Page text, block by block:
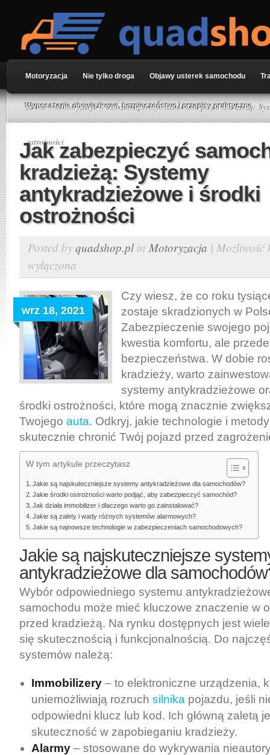
Motoryzacja Nie tylko droga Objawy usterek samochodu
Wyposażenie obowiązkowe, bezpieczeństwo i przepisy praktyczne
Home»Motoryzacja» Jak zabezpieczyć samochód przed kradzieżą:
ostrożności
Jak zabezpieczyć
kradzieżą: Systemy
antykradzieżowe i środki
ostrożności
Posted by quadshop.plin Motoryzacja | Możliwość
wyłączona
wrz 18, 2021
Czy wiesz, że co roku
zostaje skradzionych w
Zabezpieczenie swojego
kwestia komfortu, ale
bezpieczeństwa. W dobie
kradzieży, warto
systemy antykradzieżowe
środki ostrożności, które mogą znacznie
Twojego auta. Odkryj, jakie technologie i
skutecznie chronić Twój pojazd przed
W tym artykule przeczytasz
Jakie są najskuteczniejsze systemy antykradzieżowe dla samochodów?
Jakie środki ostrożności warto podjąć, aby zabezpieczyć samochód?
Jak działa immobilizer i dlaczego warto go zainstalować?
Jakie są zalety i wady różnych systemów alarmowych?
Jakie są najnowsze technologie w zabezpieczeniach samochodowych?
Jakie są najskuteczniejsze
antykradzieżowe dla
Wybór odpowiedniego systemu
samochodu może mieć kluczowe znaczenie w
przed kradzieżą. Na rynku dostępnych jest
się skutecznością i funkcjonalnością. Do
systemów należą:
Immobilizery – to elektroniczne urządzenia,
uniemożliwiają rozruch silnika pojazdu, jeśli
odpowiedni klucz lub kod. Ich główną zaletą
skuteczność w zapobieganiu kradzieży.
Alarmy – stosowane do wykrywania